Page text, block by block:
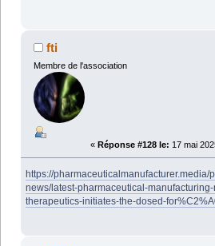
fti
Membre de l'association
« Réponse #128 le: 17 mai
https://pharmaceuticalmanufacturer.media/
news/latest-pharmaceutical-
therapeutics-initiates-the-dosed-